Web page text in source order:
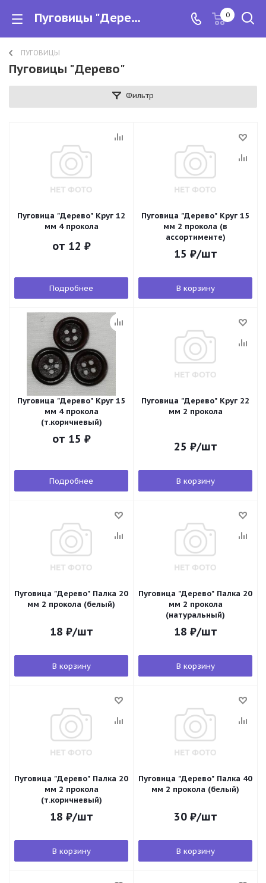
Пуговицы "Дерево" 0
ПУГОВИЦЫ
Пуговицы "Дерево"
Фильтр
Пуговица "Дерево" Круг 12
мм 4 прокола
от 12 ₽
Подробнее
Пуговица "Дерево" Круг 15
мм 2 прокола (в
ассортименте)
15 ₽/шт
В корзину
Пуговица "Дерево" Круг 15
мм 4 прокола
(т.коричневый)
от 15 ₽
Подробнее
Пуговица "Дерево" Круг 22
мм 2 прокола
25 ₽/шт
В корзину
Пуговица "Дерево" Палка 20
мм 2 прокола (белый)
18 ₽/шт
В корзину
Пуговица "Дерево" Палка 20
мм 2 прокола
(натуральный)
18 ₽/шт
В корзину
Пуговица "Дерево" Палка 20
мм 2 прокола
(т.коричневый)
18 ₽/шт
В корзину
Пуговица "Дерево" Палка 40
мм 2 прокола (белый)
30₽/шт
В корзину